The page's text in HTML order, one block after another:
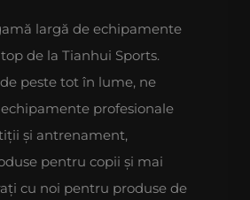
largă de echipamente
de la Tianhui Sports.
peste tot în lume, ne
profesionale
și antrenament,
pentru copii și mai
cu noi pentru produse de